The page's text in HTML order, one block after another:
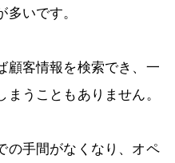
いです。
顧客情報を検索でき、一
うこともありません。
の手間がなくなり、オペ